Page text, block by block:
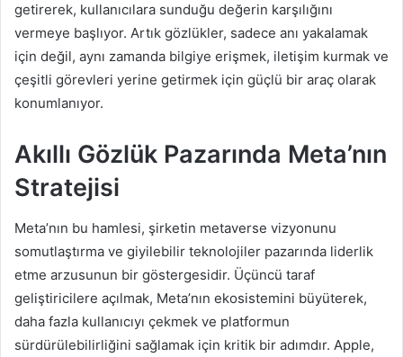
getirerek, kullanıcılara sunduğu değerin karşılığını
vermeye başlıyor. Artık gözlükler, sadece anı yakalamak
için değil, aynı zamanda bilgiye erişmek, iletişim kurmak ve
çeşitli görevleri yerine getirmek için güçlü bir araç olarak
konumlanıyor.
Akıllı Gözlük Pazarında Meta’nın
Stratejisi
Meta’nın bu hamlesi, şirketin metaverse vizyonunu
somutlaştırma ve giyilebilir teknolojiler pazarında liderlik
etme arzusunun bir göstergesidir. Üçüncü taraf
geliştiricilere açılmak, Meta’nın ekosistemini büyüterek,
daha fazla kullanıcıyı çekmek ve platformun
sürdürülebilirliğini sağlamak için kritik bir adımdır. Apple,